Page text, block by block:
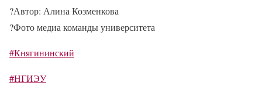
?Автор: Алина Козменкова
?Фото медиа команды университета
#Княгининский
#НГИЭУ